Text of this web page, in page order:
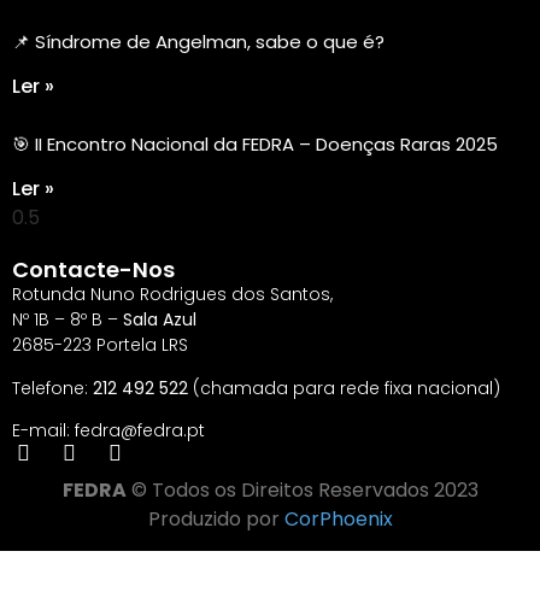
📌 Síndrome de Angelman, sabe o que é?
Ler »
🎯 II Encontro Nacional da FEDRA – Doenças Raras 2025
Ler »
Contacte-Nos
Rotunda Nuno Rodrigues dos Santos,
Nº 1B – 8º B – Sala Azul
2685-223 Portela LRS
Telefone: 212 492 522 (chamada para rede fixa nacional)
E-mail: fedra@fedra.pt
FEDRA© Todos os Direitos Reservados 2023
Produzido por CorPhoenix